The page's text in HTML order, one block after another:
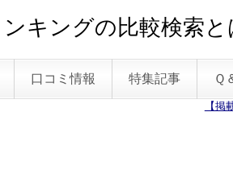
キングの比較検索
口コミ情報 特集記事 Ｑ
【掲